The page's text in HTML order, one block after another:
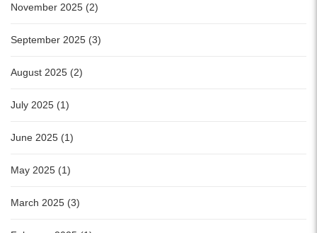
November 2025 (2)
September 2025 (3)
August 2025 (2)
July 2025 (1)
June 2025 (1)
May 2025 (1)
March 2025 (3)